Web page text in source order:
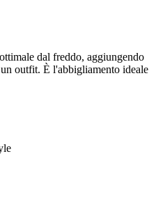
dal freddo, aggiungendo
outfit. È l'abbigliamento ideale